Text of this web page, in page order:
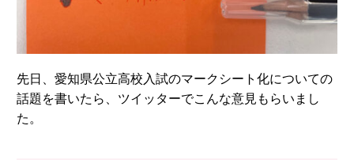
先日、愛知県公立高校入試のマークシート化についての
話題を書いたら、ツイッターでこんな意見もらいまし
た。